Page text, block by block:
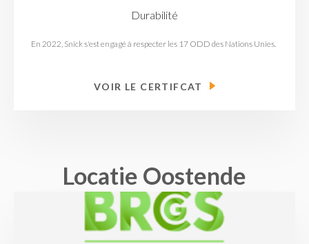
Durabilité
En 2022, Snick s'est engagé à respecter les 17 ODD des Nations Unies.
VOIR LE CERTIFCAT
Locatie Oostende